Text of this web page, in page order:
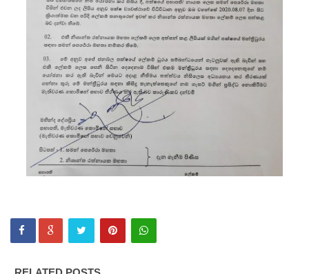
முற்றுகை
பேராத
னைப்
பல்கலை
களுக்கா
ன முக்கிய